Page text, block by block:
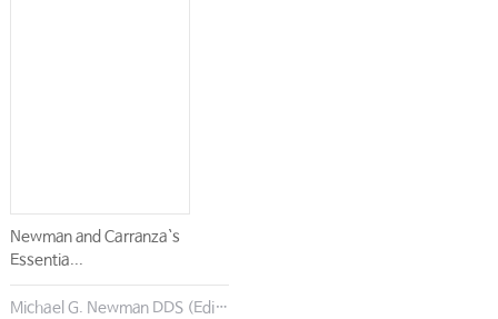
Newman and Carranza`s
Essentia...
Michael G. Newman DDS (Editor), Irina Dragan (Editor), Satheesh Elangovan BDS DSc DMSc (Editor), Archana K. Karan (Editor)